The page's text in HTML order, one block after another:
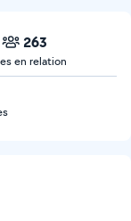
263
en relation